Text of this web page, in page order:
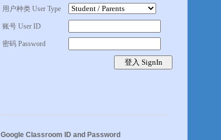
用户种类 User Type
账号 User ID
密码 Password
Google Classroom ID and Password